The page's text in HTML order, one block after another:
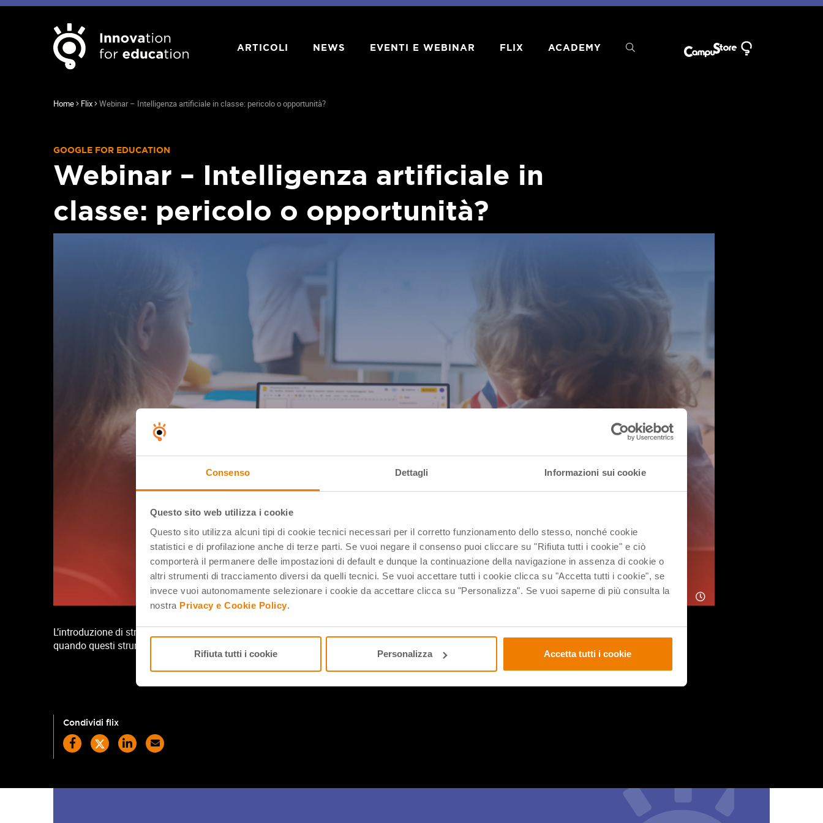
Consenso Dettagli Informazioni sui cookie
Questo sito web utilizza i cookie
Questo sito utilizza alcuni tipi di cookie tecnici necessari per il corretto funzionamento dello stesso, nonché cookie
statistici e di profilazione anche di terze parti. Se vuoi negare il consenso puoi cliccare su "Rifiuta tutti i cookie" e ciò
comporterà il permanere delle impostazioni di default e dunque la continuazione della navigazione in assenza di cookie o
altri strumenti di tracciamento diversi da quelli tecnici. Se vuoi accettare tutti i cookie clicca su "Accetta tutti i cookie", se
invece vuoi autonomamente selezionare i cookie da accettare clicca su "Personalizza". Se vuoi saperne di più consulta la
nostra Privacy e Cookie Policy.
Rifiuta tutti i cookie Personalizza Accetta tutti i cookie
ARTICOLI NEWS EVENTI E WEBINAR FLIX ACADEMY
Home Flix Webinar – Intelligenza artificiale in classe: pericolo o opportunità?
GOOGLE FOR EDUCATION
Webinar – Intelligenza artificiale in
classe: pericolo o opportunità?
L’introduzione di strumenti innovativi basati su algoritmi di intelligenza artificiale sta facendo molto discutere, soprattutto
quando questi strumenti trovano risonanza e riscontro nei più giovani, che, come spesso capita di fronte all’innovazione.
Condividi flix